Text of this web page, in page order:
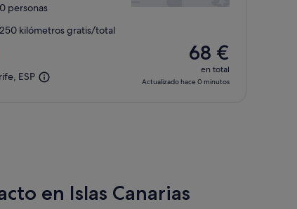
0 personas
250 kilómetros gratis/total
ESP
68 €
en total
Actualizado hace 0 minutos
en Islas Canarias